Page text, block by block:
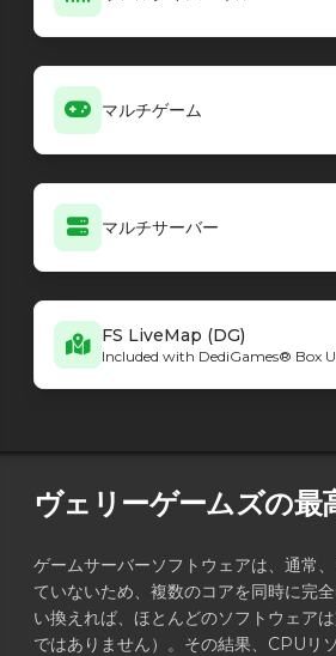
マルチゲーム
マルチサーバー
FS LiveMap (DG)
Included with DediGames® Box
ヴェリーゲームズの最
ゲームサーバーソフトウェアは、通常
ていないため、複数のコアを同時に完
い換えれば、ほとんどのソフトウェア
ではありません）。その結果、CPUリ